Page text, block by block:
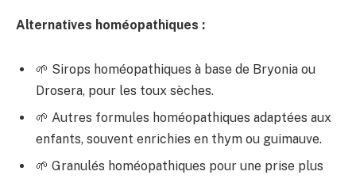
Alternatives homéopathiques :
🌱 Sirops homéopathiques à base de Bryonia ou
Drosera, pour les toux sèches.
🌱 Autres formules homéopathiques adaptées aux
enfants, souvent enrichies en thym ou guimauve.
🌱 Granulés homéopathiques pour une prise plus